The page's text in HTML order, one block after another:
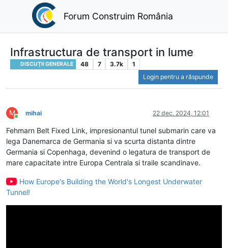
Forum Construim România
Infrastructura de transport in lume
DISCUȚII GENERALE 48 7 3.7k
1
Login pentru a răspunde
M
Conectat
mihai 22 dec. 2024, 12:01
Fehmarn Belt Fixed Link, impresionantul tunel submarin care va
lega Danemarca de Germania si va scurta distanta dintre
Germania si Copenhaga, devenind o legatura de transport de
mare capacitate intre Europa Centrala si traile scandinave.
How Europe's Building the World's Longest Underwater
Tunnel!